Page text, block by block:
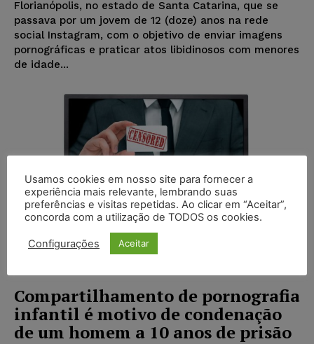
Florianópolis, no estado de Santa Catarina, que se
passava por um jovem de 12 (doze) anos na rede
social Instagram, com o objetivo de enviar imagens
pornográficas e praticar atos libidinosos com menores
de idade...
Compartilhamento de pornografia
infantil é motivo de condenação
de um homem a 10 anos de prisão
Usamos cookies em nosso site para fornecer a
experiência mais relevante, lembrando suas
preferências e visitas repetidas. Ao clicar em “Aceitar”,
concorda com a utilização de TODOS os cookies.
Configurações Aceitar